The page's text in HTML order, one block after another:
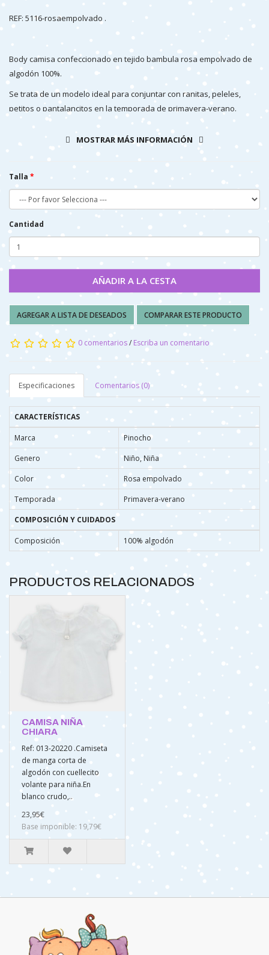
REF: 5116-rosaempolvado .
Body camisa confeccionado en tejido bambula rosa empolvado de
algodón 100%.
Se trata de un modelo ideal para conjuntar con ranitas, peleles,
petitos o pantalancitos en la temporada de primavera-verano.
MOSTRAR MÁS INFORMACIÓN
Talla
Cantidad
AÑADIR A LA CESTA
AGREGAR A LISTA DE DESEADOS COMPARAR ESTE PRODUCTO
0 comentarios/ Escriba un comentario
Especificaciones Comentarios (0)
CARACTERÍSTICAS
Marca
Pinocho
Genero
Niño, Niña
Color
Rosa empolvado
Temporada
Primavera-verano
COMPOSICIÓN Y CUIDADOS
Composición 100% algodón
PRODUCTOS RELACIONADOS
CAMISA NIÑA
CHIARA
Ref: 013-20220 .Camiseta
de manga corta de
algodón con cuellecito
volante para niña.En
blanco crudo,..
23,95€
Base imponible: 19,79€